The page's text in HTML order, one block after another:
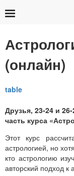
(онлайн)
Друзья, 23-24 и
часть курса
Этот курс
астрологией, но
кто астрологию
авторский подход к